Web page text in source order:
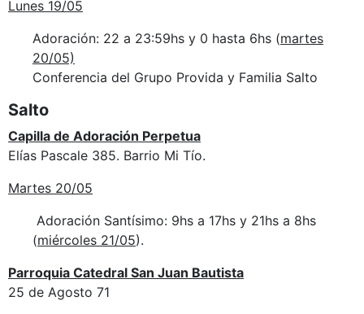
Lunes 19/05
Adoración: 22 a 23:59hs y 0 hasta 6hs (martes
20/05)
Conferencia del Grupo Provida y Familia Salto
Salto
Capilla de Adoración Perpetua
Elías Pascale 385. Barrio Mi Tío.
Martes 20/05
Adoración Santísimo: 9hs a 17hs y 21hs a 8hs
(miércoles 21/05).
Parroquia Catedral San Juan Bautista
25 de Agosto 71